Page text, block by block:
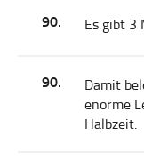
90. Es gibt 3
90.
Damit
enorme
Halbzeit.